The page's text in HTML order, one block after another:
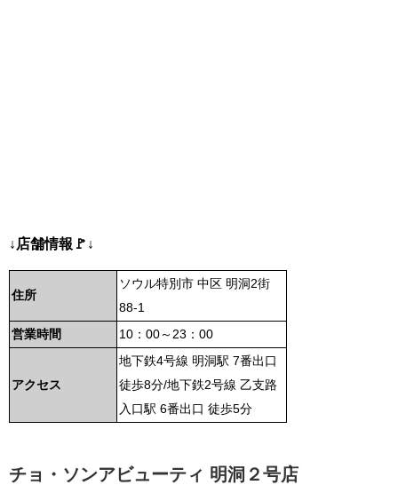
↓店舗情報🚩↓
住所
ソウル特別市 中区 明洞2街
88-1
営業時間
10：00～23：00
アクセス
地下鉄4号線 明洞駅 7番出口
徒歩8分/地下鉄2号線 乙支路
入口駅 6番出口 徒歩5分
チョ・ソンアビューティ 明洞２号店